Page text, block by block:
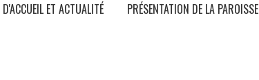
D'ACCUEIL ET ACTUALITÉ PRÉSENTATION DE LA PAROISSE